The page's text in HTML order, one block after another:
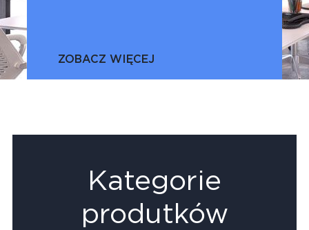
ZOBACZ WIĘCEJ
Kategorie
produtków